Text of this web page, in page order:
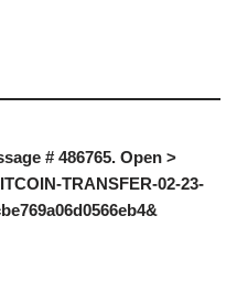
# 486765. Open >
TRANSFER-02-23-